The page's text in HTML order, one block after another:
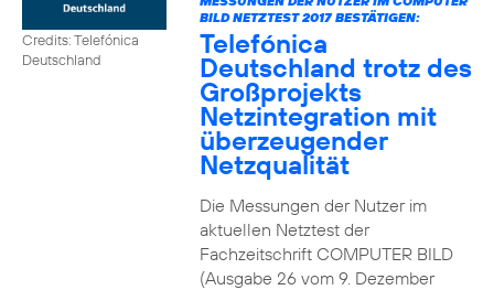
Credits: Telefónica
Deutschland
BILD NETZTEST 2017 BESTÄTIGEN:
Telefónica
Deutschland trotz des
Großprojekts
Netzintegration mit
überzeugender
Netzqualität
Die Messungen der Nutzer im
aktuellen Netztest der
Fachzeitschrift COMPUTER BILD
(Ausgabe 26 vom 9. Dezember